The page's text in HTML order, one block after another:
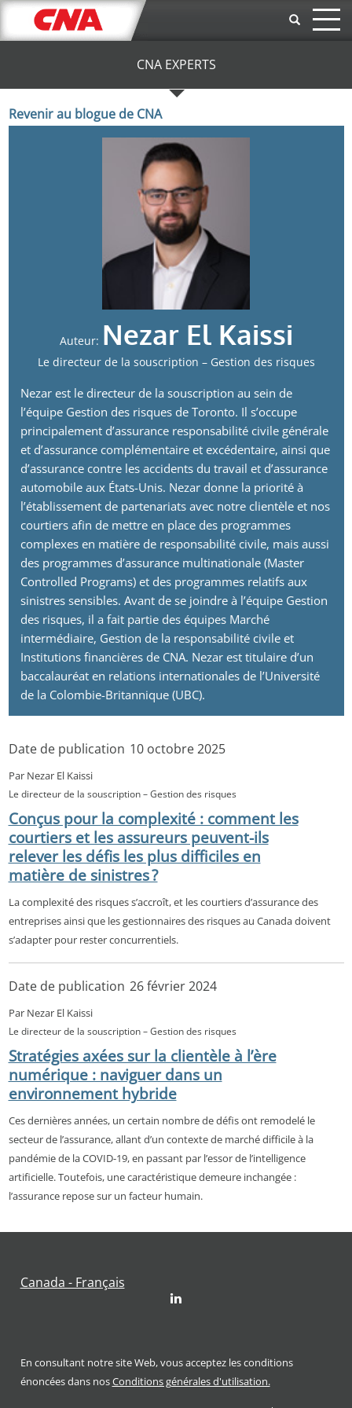
Aller au contenu principal
CNA EXPERTS
Revenir au blogue de CNA
Auteur: Nezar El Kaissi
Le directeur de la souscription – Gestion des risques
Nezar est le directeur de la souscription au sein de
l’équipe Gestion des risques de Toronto. Il s’occupe
principalement d’assurance responsabilité civile générale
et d’assurance complémentaire et excédentaire, ainsi que
d’assurance contre les accidents du travail et d’assurance
automobile aux États-Unis. Nezar donne la priorité à
l’établissement de partenariats avec notre clientèle et nos
courtiers afin de mettre en place des programmes
complexes en matière de responsabilité civile, mais aussi
des programmes d’assurance multinationale (Master
Controlled Programs) et des programmes relatifs aux
sinistres sensibles. Avant de se joindre à l’équipe Gestion
des risques, il a fait partie des équipes Marché
intermédiaire, Gestion de la responsabilité civile et
Institutions financières de CNA. Nezar est titulaire d’un
baccalauréat en relations internationales de l’Université
de la Colombie-Britannique (UBC).
Date de publication 10 octobre 2025
Par Nezar El Kaissi
Le directeur de la souscription – Gestion des risques
Conçus pour la complexité : comment les
courtiers et les assureurs peuvent-ils
relever les défis les plus difficiles en
matière de sinistres ?
La complexité des risques s’accroît, et les courtiers d’assurance des
entreprises ainsi que les gestionnaires des risques au Canada doivent
s’adapter pour rester concurrentiels.
Date de publication 26 février 2024
Par Nezar El Kaissi
Le directeur de la souscription – Gestion des risques
Stratégies axées sur la clientèle à l’ère
numérique : naviguer dans un
environnement hybride
Ces dernières années, un certain nombre de défis ont remodelé le
secteur de l’assurance, allant d’un contexte de marché difficile à la
pandémie de la COVID-19, en passant par l’essor de l’intelligence
artificielle. Toutefois, une caractéristique demeure inchangée :
l’assurance repose sur un facteur humain.
Canada - Français
LinkedIn
En consultant notre site Web, vous acceptez les conditions
énoncées dans nosConditions générales d'utilisation.